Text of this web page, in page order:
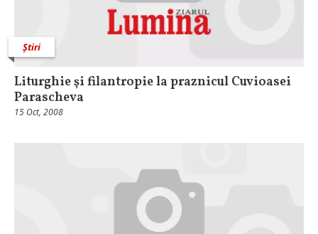
Știri
Liturghie şi filantropie la praznicul Cuvioasei
Parascheva
15 Oct, 2008